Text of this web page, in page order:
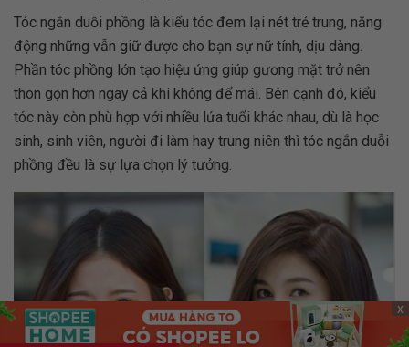
Tóc ngắn duỗi phồng là kiểu tóc đem lại nét trẻ trung, năng
động những vẫn giữ được cho bạn sự nữ tính, dịu dàng.
Phần tóc phồng lớn tạo hiệu ứng giúp gương mặt trở nên
thon gọn hơn ngay cả khi không để mái. Bên cạnh đó, kiểu
tóc này còn phù hợp với nhiều lứa tuổi khác nhau, dù là học
sinh, sinh viên, người đi làm hay trung niên thì tóc ngắn duỗi
phồng đều là sự lựa chọn lý tưởng.
x